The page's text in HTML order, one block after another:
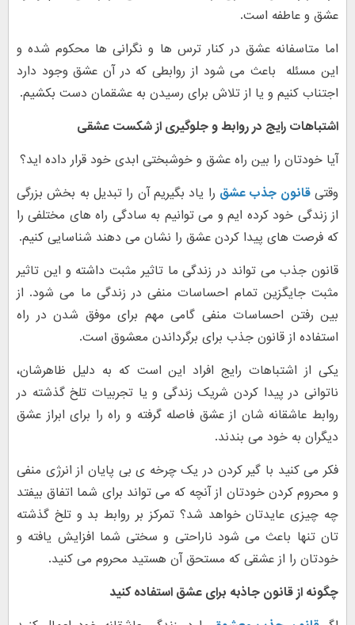
عشق و عاطفه است.
اما متاسفانه عشق در کنار ترس ها و نگرانی ها محکوم شده و
این مسئله باعث می شود از روابطی که در آن عشق وجود دارد
اجتناب کنیم و یا از تلاش برای رسیدن به عشقمان دست بکشیم.
اشتباهات رایج در روابط و جلوگیری از شکست عشقی
آیا خودتان را بین راه عشق و خوشبختی ابدی خود قرار داده اید؟
وقتیقانون جذب عشق را یاد بگیریم آن را تبدیل به بخش بزرگی
از زندگی خود کرده ایم و می توانیم به سادگی راه های مختلفی را
که فرصت های پیدا کردن عشق را نشان می دهند شناسایی کنیم.
قانون جذب می تواند در زندگی ما تاثیر مثبت داشته و این تاثیر
مثبت جایگزین تمام احساسات منفی در زندگی ما می شود. از
بین رفتن احساسات منفی گامی مهم برای موفق شدن در راه
استفاده از قانون جذب برای برگرداندن معشوق است.
یکی از اشتباهات رایج افراد این است که به دلیل ظاهرشان،
ناتوانی در پیدا کردن شریک زندگی و یا تجربیات تلخ گذشته در
روابط عاشقانه شان از عشق فاصله گرفته و راه را برای ابراز عشق
دیگران به خود می بندند.
فکر می کنید با گیر کردن در یک چرخه ی بی پایان از انرژی منفی
و محروم کردن خودتان از آنچه که می تواند برای شما اتفاق بیفتد
چه چیزی عایدتان خواهد شد؟ تمرکز بر روابط بد و تلخ گذشته
تان تنها باعث می شود ناراحتی و سختی شما افزایش یافته و
خودتان را از عشقی که مستحق آن هستید محروم می کنید.
چگونه از قانون جاذبه برای عشق استفاده کنید